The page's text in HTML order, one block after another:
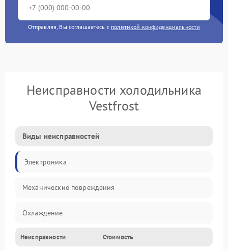
Отправляя, Вы соглашаетесь с политикой конфиденциальности
Неисправности холодильника
Vestfrost
Виды неисправностей
Электроника
Механические повреждения
Охлаждение
Механика
Неисправности Стоимость